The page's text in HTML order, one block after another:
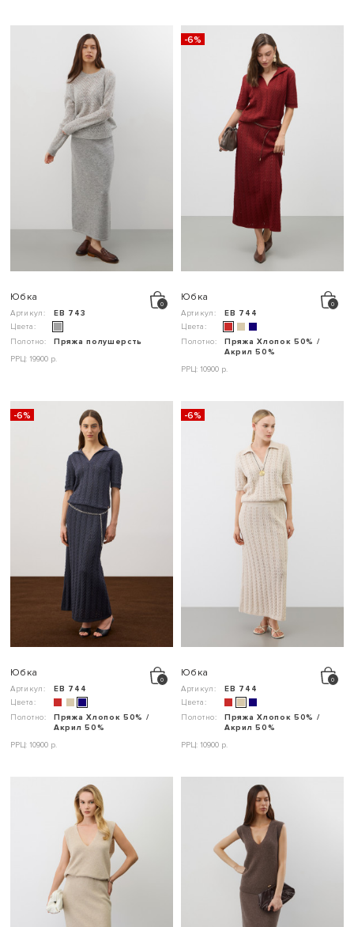
Юбка
Артикул:
ЕВ 743
Цвета:
Полотно:
Пряжа полушерсть
РРЦ: 19900 р.
-6%
Юбка
Артикул:
ЕВ 744
Цвета:
Полотно:
Пряжа Хлопок 50% /
Акрил 50%
РРЦ: 10900 р.
-6%
Юбка
Артикул:
ЕВ 744
Цвета:
Полотно:
Пряжа Хлопок 50% /
Акрил 50%
РРЦ: 10900 р.
-6%
Юбка
Артикул:
ЕВ 744
Цвета:
Полотно:
Пряжа Хлопок 50% /
Акрил 50%
РРЦ: 10900 р.